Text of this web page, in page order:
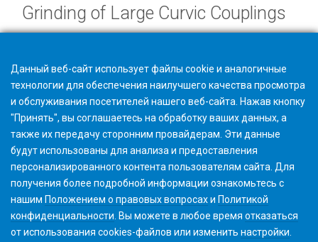
Grinding of Large Curvic Couplings
Данный веб-сайт использует файлы cookie и аналогичные
технологии для обеспечения наилучшего качества просмотра
и обслуживания посетителей нашего веб-сайта. Нажав кнопку
"Принять", вы соглашаетесь на обработку ваших данных, а
также их передачу сторонним провайдерам. Эти данные
будут использованы для анализа и предоставления
персонализированного контента пользователям сайта. Для
получения более подробной информации ознакомьтесь с
нашим Положением о правовых вопросахи Политикой
конфиденциальности . Вы можете в любое время отказаться
от использования cookies-файлов или изменить настройки